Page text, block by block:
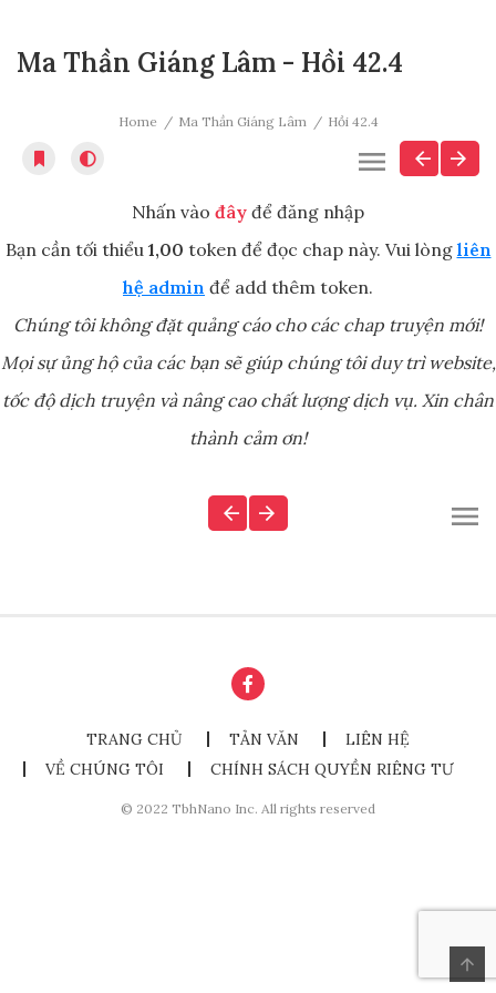
Ma Thần Giáng Lâm - Hồi 42.4
Home Ma Thần Giáng Lâm Hồi 42.4
Nhấn vào đây để đăng nhập
Bạn cần tối thiểu 1,00 token để đọc chap này. Vui lòng liên
hệ admin để add thêm token.
Chúng tôi không đặt quảng cáo cho các chap truyện mới!
Mọi sự ủng hộ của các bạn sẽ giúp chúng tôi duy trì website,
tốc độ dịch truyện và nâng cao chất lượng dịch vụ. Xin chân
thành cảm ơn!
TRANG CHỦ TẢN VĂN
LIÊN HỆ
VỀ CHÚNG TÔI
CHÍNH SÁCH QUYỀN RIÊNG TƯ
© 2022 TbhNano Inc. All rights reserved